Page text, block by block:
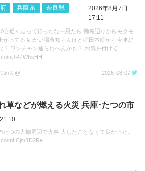
兵庫県
奈良県
2026年8月7日
17:11
台近く走って行ったなー思たら 徳庵辺りからモクモ
がってる 細かい場所知らんけど稲田本町から今津北
？ ワンチャン通られへんかも？ お気を付けて
niJRZWbsHH
めん@ 2026-08-07
草などが燃える火災 兵庫･たつの市
たつの大橋周辺で火事 大したことなくて良かった。
mLCjm3D2Re